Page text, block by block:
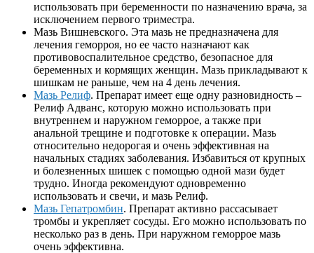
использовать при беременности по назначению врача, за
исключением первого триместра.
Мазь Вишневского. Эта мазь не предназначена для
лечения геморроя, но ее часто назначают как
противовоспалительное средство, безопасное для
беременных и кормящих женщин. Мазь прикладывают к
шишкам не раньше, чем на 4 день лечения.
Мазь Релиф. Препарат имеет еще одну разновидность –
Релиф Адванс, которую можно использовать при
внутреннем и наружном геморрое, а также при
анальной трещине и подготовке к операции. Мазь
относительно недорогая и очень эффективная на
начальных стадиях заболевания. Избавиться от крупных
и болезненных шишек с помощью одной мази будет
трудно. Иногда рекомендуют одновременно
использовать и свечи, и мазь Релиф.
Мазь Гепатромбин. Препарат активно рассасывает
тромбы и укрепляет сосуды. Его можно использовать по
несколько раз в день. При наружном геморрое мазь
очень эффективна.